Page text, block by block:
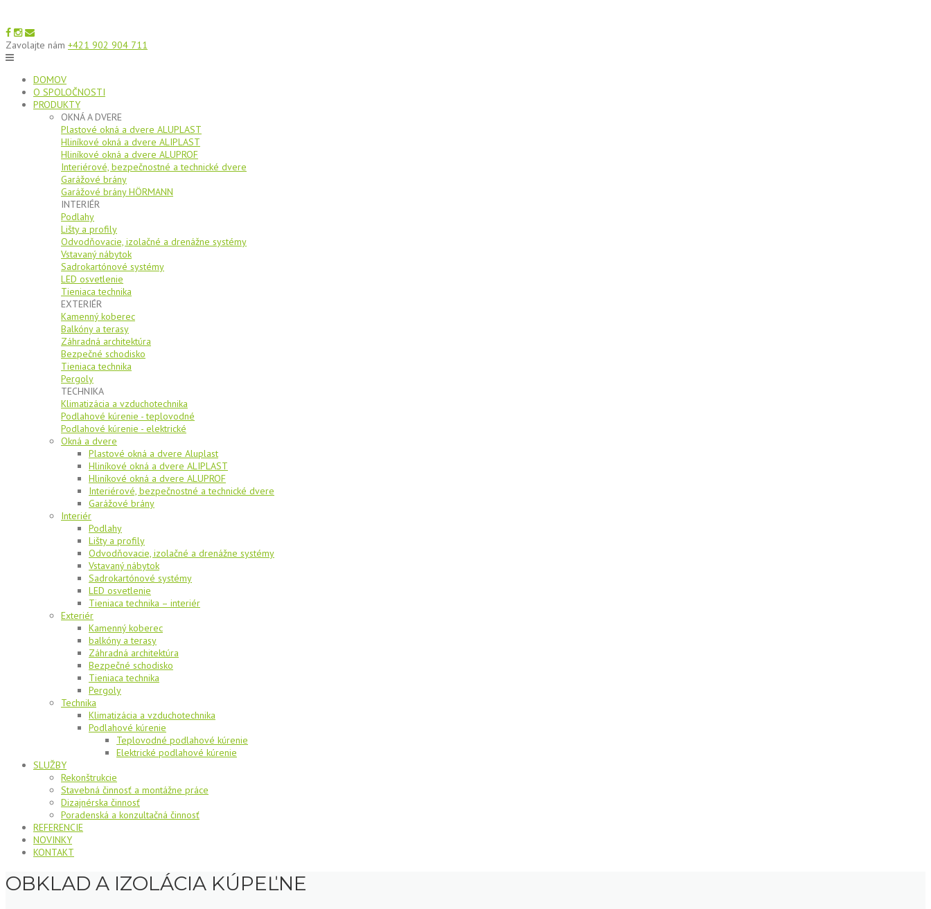
to
content
Zavolajte nám +421 902 904 711
DOMOV
O SPOLOČNOSTI
PRODUKTY
OKNÁ A DVERE
Plastové okná a dvere ALUPLAST
Hliníkové okná a dvere ALIPLAST
Hliníkové okná a dvere ALUPROF
Interiérové, bezpečnostné a technické dvere
Garážové brány
Garážové brány HÖRMANN
INTERIÉR
Podlahy
Lišty a profily
Odvodňovacie, izolačné a drenážne systémy
Vstavaný nábytok
Sadrokartónové systémy
LED osvetlenie
Tieniaca technika
EXTERIÉR
Kamenný koberec
Balkóny a terasy
Záhradná architektúra
Bezpečné schodisko
Tieniaca technika
Pergoly
TECHNIKA
Klimatizácia a vzduchotechnika
Podlahové kúrenie - teplovodné
Podlahové kúrenie - elektrické
Okná a dvere
Plastové okná a dvere Aluplast
Hliníkové okná a dvere ALIPLAST
Hliníkové okná a dvere ALUPROF
Interiérové, bezpečnostné a technické dvere
Garážové brány
Interiér
Podlahy
Lišty a profily
Odvodňovacie, izolačné a drenážne systémy
Vstavaný nábytok
Sadrokartónové systémy
LED osvetlenie
Tieniaca technika – interiér
Exteriér
Kamenný koberec
balkóny a terasy
Záhradná architektúra
Bezpečné schodisko
Tieniaca technika
Pergoly
Technika
Klimatizácia a vzduchotechnika
Podlahové kúrenie
Teplovodné podlahové kúrenie
Elektrické podlahové kúrenie
SLUŽBY
Rekonštrukcie
Stavebná činnosť a montážne práce
Dizajnérska činnosť
Poradenská a konzultačná činnosť
REFERENCIE
NOVINKY
KONTAKT
OBKLAD A IZOLÁCIA KÚPEĽNE